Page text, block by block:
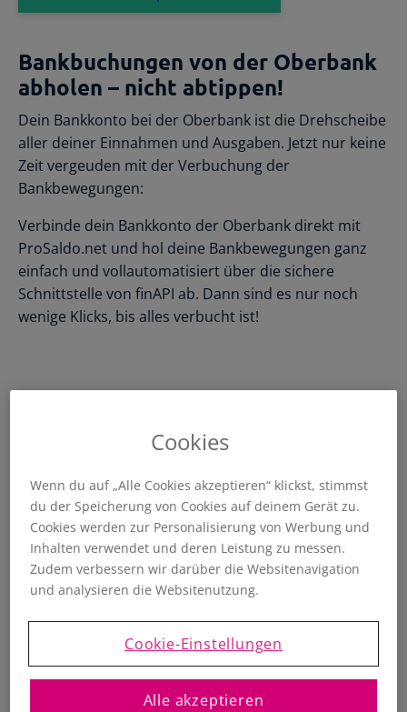
Buchhaltungssoftware
E/A-Rechnung
Buchhaltung für Kleinunternehmer
Doppelte Buchhaltung
Für GmbH und größere Unternehmen
UVA-Übermittlung
Direkt aus ProSaldo.net
Bankdatenimport
Automatisch und sicher
e-Rechnung an den Bund
Rechnungen in XML/ebInterface
Anlagenverzeichnis
Steuerberaterzugang
Alle Funktionen
Support
Wie können wir dir helfen?
Einstiegswebinar
Mach eine Tour durch ProSaldo.net
Blog
Hilfreiche Infos für Selbstständige
Ratgeber
Handbücher, Checklisten uvm.
ProSaldo Studio
Infos zur Installationssoftware
Starthilfe-Paket
und einfacher Datenaustausch.
Kostenlos registrieren
Allgemeine Infos
Kostenloser Zugang für Steuerberater
& selbstständige Buchhalter
Einfache Zusammenarbeit zwischen
Unterstützung
Video-Tutorials für Steuerberater
Gründerpaket
1 Jahr kostenlose Nutzung für Gründer
Beraterliste
Bankbuchungen von der Oberbank
abholen – nicht abtippen!
Dein Bankkonto bei der Oberbank ist die Drehscheibe
aller deiner Einnahmen und Ausgaben. Jetzt nur keine
Zeit vergeuden mit der Verbuchung der
Bankbewegungen:
Verbinde dein Bankkonto der Oberbank direkt mit
ProSaldo.net und hol deine Bankbewegungen ganz
einfach und vollautomatisiert über die sichere
Schnittstelle von finAPI ab. Dann sind es nur noch
wenige Klicks, bis alles verbucht ist!
Verbinde dein Bankkonto der
mit ProSaldo.net
Cookies
Wenn du auf „Alle Cookies akzeptieren“ klickst, stimmst
du der Speicherung von Cookies auf deinem Gerät zu.
Cookies werden zur Personalisierung von Werbung und
Inhalten verwendet und deren Leistung zu messen.
Zudem verbessern wir darüber die Websitenavigation
und analysieren die Websitenutzung.
Cookie-Einstellungen
Alle akzeptieren